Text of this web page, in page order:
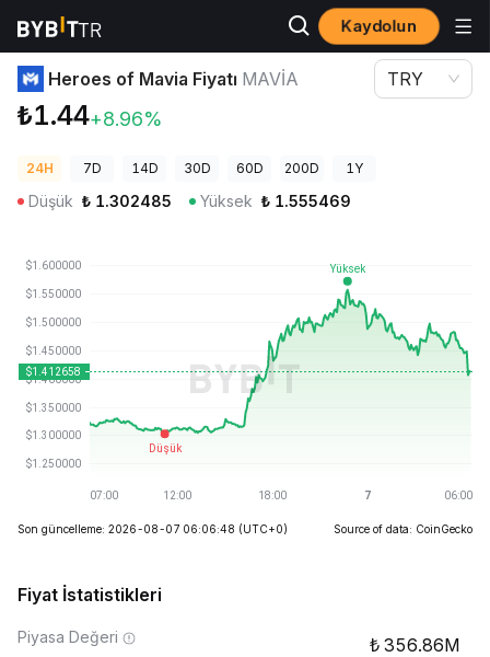
Kaydolun
Kripto Fiyatları Heroes of Mavia Fiyatı MAVIA
Heroes of Mavia Fiyatı MAVIA
₺1.44+8.96%
TRY
24H 7D 14D 30D 60D 200D 1Y
Düşük ₺ 1.302485 Yüksek ₺ 1.555469
Son güncelleme: 2026-08-07 06:06:48 (UTC+0) Source of data: CoinGecko
Fiyat İstatistikleri
Piyasa Değeri 356.86M